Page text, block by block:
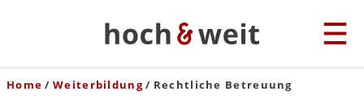
Home Weiterbildung Rechtliche Betreuung